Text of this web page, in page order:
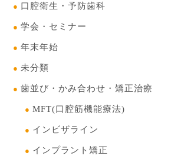
口腔衛生・予防歯科
学会・セミナー
年末年始
未分類
歯並び・かみ合わせ・矯正治療
MFT(口腔筋機能療法)
インビザライン
インプラント矯正